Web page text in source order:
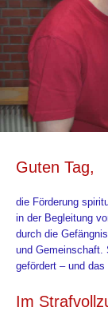
Guten Tag,
die Förderung
in der Begleitung
durch die
und Gemeinschaft.
gefördert – und
Im